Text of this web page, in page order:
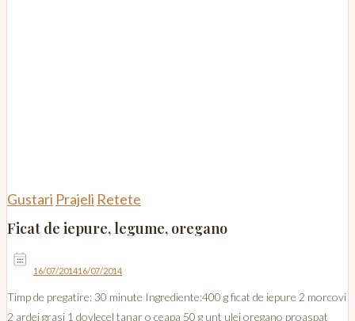
Gustari Prajeli Retete
Ficat de iepure, legume, oregano
16/07/201416/07/2014
Timp de pregatire: 30 minute Ingrediente:400 g ficat de iepure 2 morcovi
2 ardei grasi 1 dovlecel tanar o ceapa 50 g unt ulei oregano proaspat